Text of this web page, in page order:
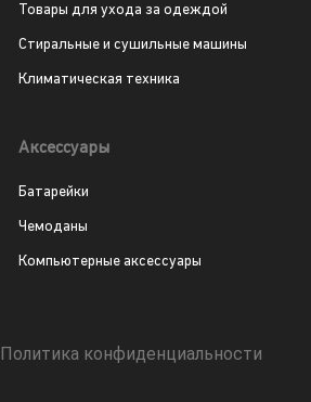
Товары для ухода за одеждой
Стиральные и сушильные машины
Климатическая техника
Аксессуары
Батарейки
Чемоданы
Компьютерные аксессуары
Политика конфиденциальности